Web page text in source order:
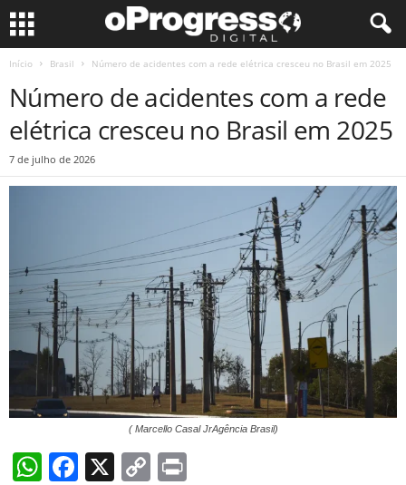
Início Brasil Número de acidentes com a rede elétrica cresceu no Brasil em 2025
Número de acidentes com a rede
elétrica cresceu no Brasil em 2025
7 de julho de 2026
( Marcello Casal JrAgência Brasil)
W
F
X
C